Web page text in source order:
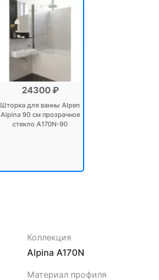
24300 ₽
Шторка для ванны Alpen
Alpina 90 см прозрачное
стекло A170N-90
Коллекция
Alpina A170N
Материал профиля